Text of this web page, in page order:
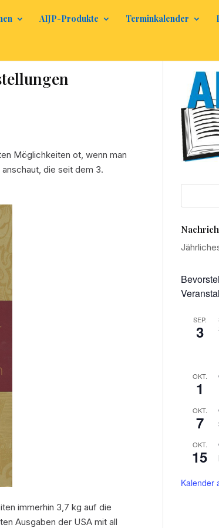
AIJP-Produkte Terminkalender
Möglichkeiten ot, wenn man
die seit dem 3.
immerhin 3,7 kg auf die
Ausgaben der USA mit all
SEP.
3
OKT.
1
OKT.
7
OKT.
15
Kalender